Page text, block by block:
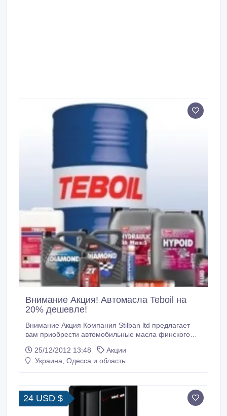
Внимание Акция! Автомасла Teboil на
20% дешевле!
Внимание Акция Компания Stilban ltd предлагает
вам приобрести автомобильные масла финского
действительна до 31.12.12Подробности на сайте
stilban.com.ua.
25/12/2012 13:48
Акции
Украина, Одесса и область
24 USD $